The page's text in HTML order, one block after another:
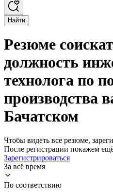
Найти
Резюме
должность
технолога по
производства
Бачатском
Чтобы видеть все резюме,
После регистрации покажем
Зарегистрироваться
За всё время
По соответствию